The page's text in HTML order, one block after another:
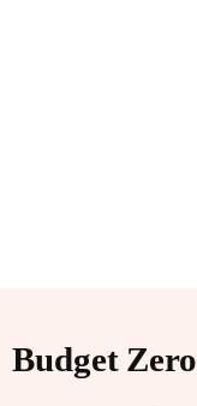
Budget Zero